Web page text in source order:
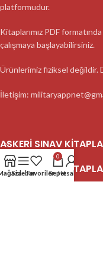
platformudur.
Kitaplarımız PDF
çalışmaya başlayabilirsiniz.
Ürünlerimiz fiziksel değildir.
İletişim:
ASKERI SINAV
ASKERI SINAV
SidebarFavoriler
0
SepetHesabım